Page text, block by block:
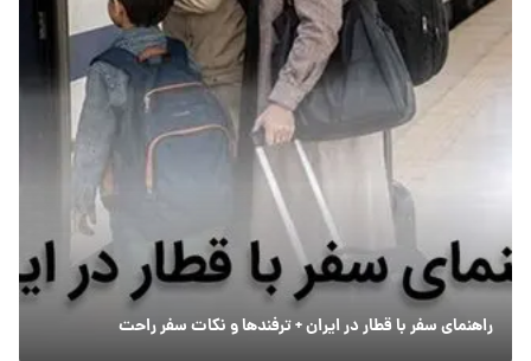
راهنمای سفر با قطار در ایران + ترفندها و نکات سفر راحت